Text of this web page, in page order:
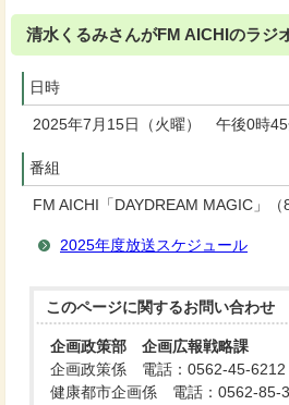
清水くるみさんがFM AICHIのラジ
日時
2025年7月15日（火曜） 午後0時45
番組
FM AICHI「DAYDREAM MAGIC」（
2025年度放送スケジュール
このページに関するお問い合わせ
企画政策部 企画広報戦略課
企画政策係 電話：0562-45-6212
健康都市企画係 電話：0562-85-